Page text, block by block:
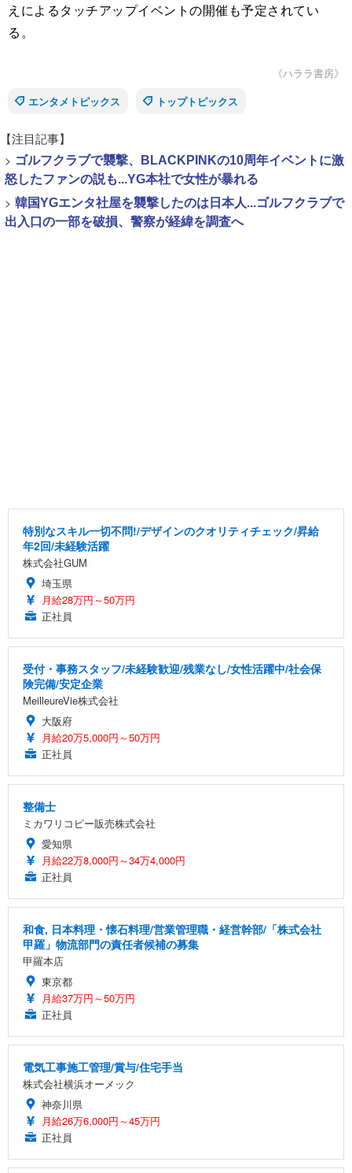
えによるタッチアップイベントの開催も予定されてい
る。
《ハララ書房》
エンタメトピックス
トップトピックス
【注目記事】
> ゴルフクラブで襲撃、BLACKPINKの10周年イベントに激
怒したファンの説も...YG本社で女性が暴れる
> 韓国YGエンタ社屋を襲撃したのは日本人...ゴルフクラブで
出入口の一部を破損、警察が経緯を調査へ
特別なスキル一切不問!/デザインのクオリティチェック/昇給
年2回/未経験活躍
株式会社GUM
埼玉県
月給28万円～50万円
正社員
受付・事務スタッフ/未経験歓迎/残業なし/女性活躍中/社会保
険完備/安定企業
MeilleureVie株式会社
大阪府
月給20万5,000円～50万円
正社員
整備士
ミカワリコピー販売株式会社
愛知県
月給22万8,000円～34万4,000円
正社員
和食, 日本料理・懐石料理/営業管理職・経営幹部/「株式会社
甲羅」物流部門の責任者候補の募集
甲羅本店
東京都
月給37万円～50万円
正社員
電気工事施工管理/賞与/住宅手当
株式会社横浜オーメック
神奈川県
月給26万6,000円～45万円
正社員